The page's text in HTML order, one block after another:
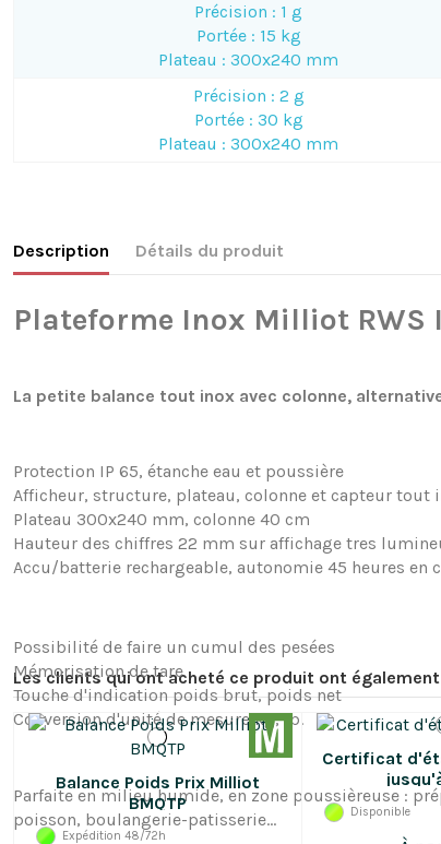
Précision : 1 g
Portée : 15 kg
Plateau : 300x240 mm
Précision : 2 g
Portée : 30 kg
Plateau : 300x240 mm
Description Détails du produit
Plateforme Inox Milliot RWS
La petite balance tout inox avec colonne,
Protection IP 65, étanche eau et poussière
Afficheur, structure, plateau, colonne et capteur tout
Plateau 300x240 mm, colonne 40 cm
Hauteur des chiffres 22 mm sur affichage tres
Accu/batterie rechargeable, autonomie 45 heures en
Les clients qui ont acheté ce produit ont
Balance Poids Prix Milliot
BMQTP
Expédition 48/72h
Certificat
Disponible